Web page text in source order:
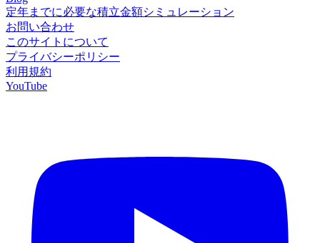
定年までに必要な積立金額シミュレーション
お問い合わせ
このサイトについて
プライバシーポリシー
利用規約
YouTube